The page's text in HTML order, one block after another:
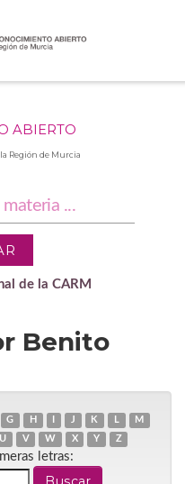
ABIERTO
Región de Murcia
de la CARM
Benito
G H J K L
M
U V W X Y Z
letras: